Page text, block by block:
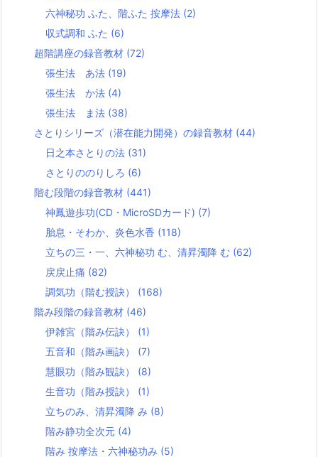
六神秘功 ふた、階ふた 按摩法 (2)
収式調和 ふた (6)
超階講座の録音教材 (72)
張生法 あ法 (19)
張生法 か法 (4)
張生法 ま法 (38)
さとりシリーズ（潜在能力開発）の録音教材 (44)
日之本さとりの法 (31)
さとりののりしろ (6)
階む段階の録音教材 (441)
神鳳遊歩功(CD・MicroSDカード) (7)
胎息・そわか、炎色水香 (118)
立ちの三・一、六神秘功 む、清昇濁降 む (62)
戻戻止痛 (82)
調気功（階む授訣） (168)
階み段階の録音教材 (46)
伊雑宮（階み伝訣） (1)
五音和（階み画訣） (7)
慧眼功（階み観訣） (8)
生音功（階み授訣） (1)
立ちのみ、清昇濁降 み (8)
階み静功全次元 (4)
階み 按摩法・六神秘功み (5)